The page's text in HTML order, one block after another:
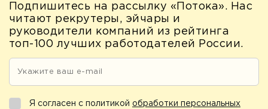
Подпишитесь на рассылку «Потока». Нас
читают рекрутеры, эйчары и
руководители компаний из рейтинга
топ-100 лучших работодателей России.
Я согласен с политикой обработки персональных